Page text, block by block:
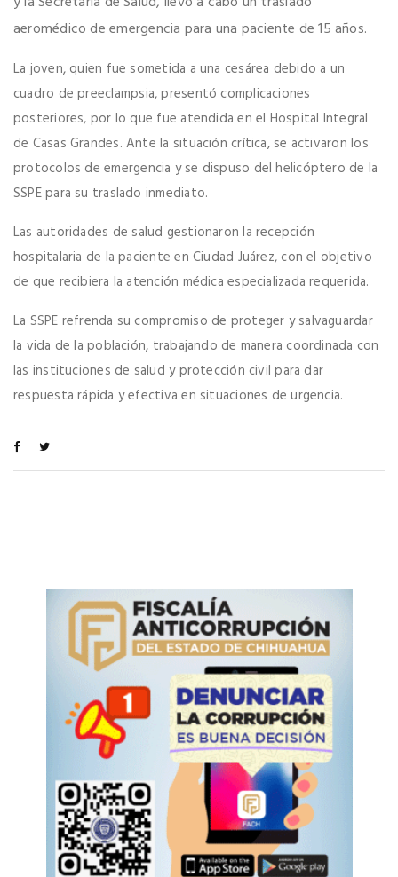
aeromédico de emergencia para una paciente de 15 años.
La joven, quien fue sometida a una cesárea debido a un
cuadro de preeclampsia, presentó complicaciones
posteriores, por lo que fue atendida en el Hospital Integral
de Casas Grandes. Ante la situación crítica, se activaron los
protocolos de emergencia y se dispuso del helicóptero de la
SSPE para su traslado inmediato.
Las autoridades de salud gestionaron la recepción
hospitalaria de la paciente en Ciudad Juárez, con el objetivo
de que recibiera la atención médica especializada requerida.
La SSPE refrenda su compromiso de proteger y salvaguardar
la vida de la población, trabajando de manera coordinada con
las instituciones de salud y protección civil para dar
respuesta rápida y efectiva en situaciones de urgencia.